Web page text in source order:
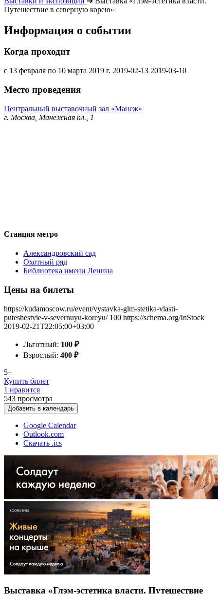
Путешествие в северную корею»
Информация о событии
Когда проходит
с 13 февраля по 10 марта 2019 г. 2019-02-13 2019-03-10
Место проведения
Центральный выставочный зал «Манеж»
г. Москва, Манежная пл., 1
Станция метро
Александровский сад
Охотный ряд
Библиотека имени Ленина
Цены на билеты
https://kudamoscow.ru/event/vystavka-glm-stetika-vlasti-
puteshestvie-v-severnuyu-koreyu/ 100 https://schema.org/InStock
2019-02-21T22:05:00+03:00
Льготный: 100 ₽
Взрослый: 400 ₽
5+
Купить билет
1 нравится
543 просмотра
Добавить в календарь
Google Calendar
Outlook.com
Скачать .ics
Выставка «Глэм-эстетика власти. Путешествие